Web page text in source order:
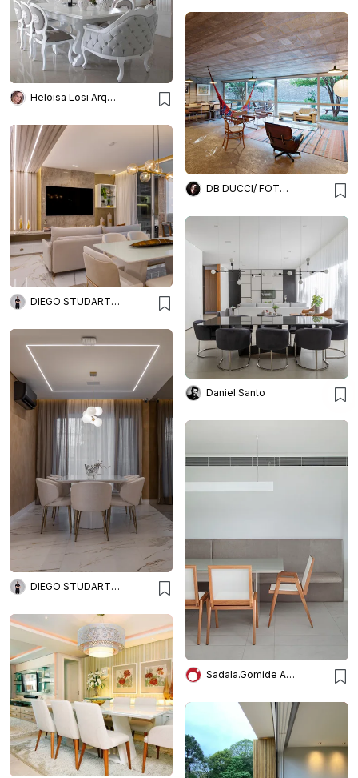
Heloisa Losi Arquitetura e Decoração
DB DUCCI/ FOTOGRAFIA
DIEGO STUDART ARQUITETURA
Daniel Santo
DIEGO STUDART ARQUITETURA
Sadala.Gomide Arquitetura